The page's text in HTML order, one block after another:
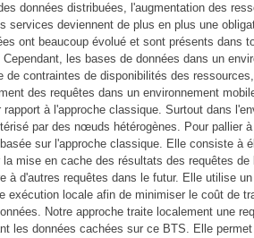
données distribuées, l'augmentation des
services deviennent de plus en plus une
ont beaucoup évolué et sont présents dans
les bases de données dans un
de contraintes de disponibilités des
des requêtes dans un environnement
rapport à l'approche classique. Surtout dans
par des nœuds hétérogènes. Pour pallier
sur l'approche classique. Elle consiste à
mise en cache des résultats des requêtes
à d'autres requêtes dans le futur. Elle utilise
exécution locale afin de minimiser le coût de
Notre approche traite localement une
les données cachées sur ce BTS. Elle